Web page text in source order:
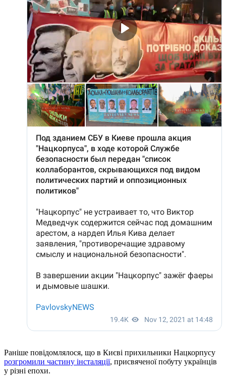
Раніше повідомлялося, що в Києві прихильники Нацкорпусу
розгромили частину інсталяції, присвяченої побуту українців
у різні епохи.